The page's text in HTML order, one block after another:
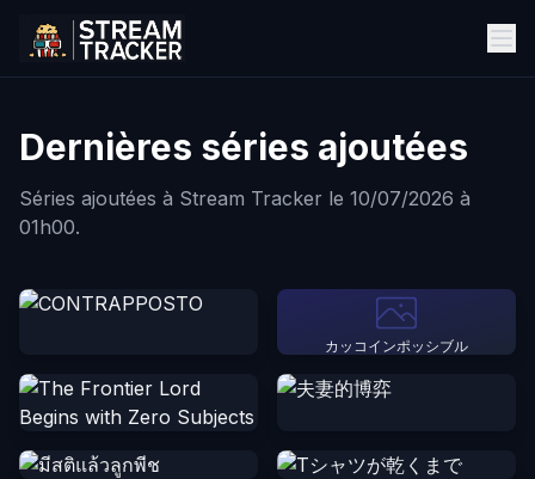
Dernières séries ajoutées
Séries ajoutées à Stream Tracker le 10/07/2026 à
01h00.
カッコインポッシブル